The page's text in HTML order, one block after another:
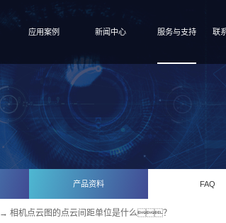
应用案例 新闻中心 服务与支持 联
产品资料 FAQ
→ 相机点云图的点云间距单位是什么？